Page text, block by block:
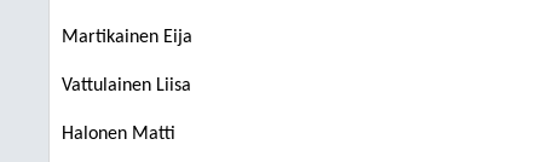
Martikainen Eija
Vattulainen Liisa
Halonen Matti